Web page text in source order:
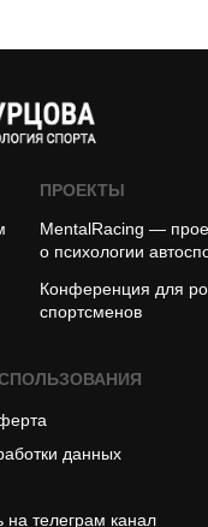
данных
ПРОЕКТЫ
MentalRacing —
о психологии
на телеграм канал
Конференция для
спортсменов